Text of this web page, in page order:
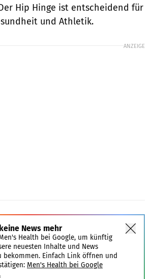
Hip Hinge ist entscheidend für
und Athletik.
ANZEIGE
News mehr
Health bei Google, um künftig
neuesten Inhalte und News
bekommen. Einfach Link öffnen und
Men's Health bei Google